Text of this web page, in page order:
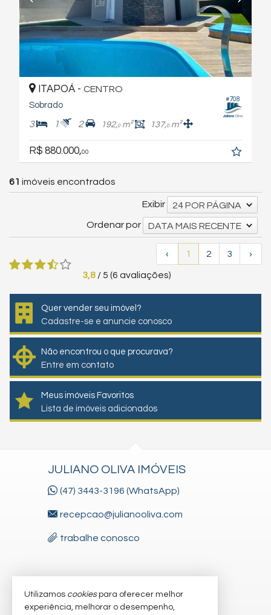
#708
ITAPOÁ - CENTRO
Sobrado
3 1 2 192,0m² 137,0m²
R$ 880.000,00
61 imóveis encontrados
Exibir
24 POR PÁGINA
Ordenar por
DATA MAIS RECENTE
‹ 1 2 3 ›
3,8 /5 (6 avaliações)
Quer vender seu imóvel?
Cadastre-se e anuncie conosco
Não encontrou o que procurava?
Entre em contato
Meus imóveis Favoritos
Lista de imóveis adicionados
JULIANO OLIVA IMÓVEIS
(47) 3443-3196 (WhatsApp)
recepcao@julianooliva.com
trabalhe conosco
VEJA MAIS
receba nosso newsletter
Utilizamos cookiespara oferecer melhor
experiência, melhorar o desempenho,